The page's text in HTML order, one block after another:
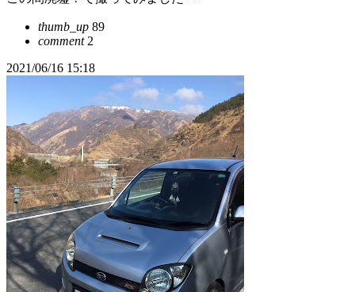
thumb_up 89
comment2
2021/06/16 15:18